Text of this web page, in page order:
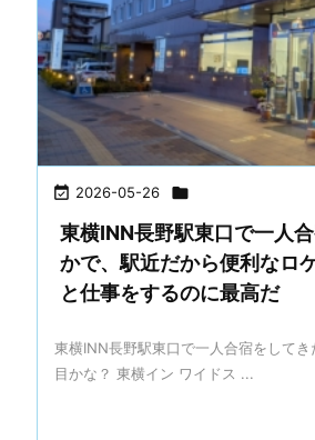
 2026-05-26 
東横INN長野駅東口で一人
かで、駅近だから便利なロ
と仕事をするのに最高だ
東横INN長野駅東口で一人合宿をして
目かな？ 東横イン ワイドス ...